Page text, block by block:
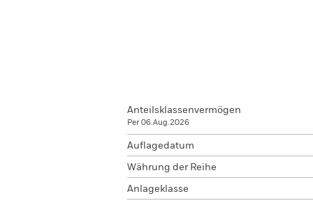
Anteilsklassenvermögen
Per 06.Aug.2026
Auflagedatum
Währung der Reihe
Anlageklasse